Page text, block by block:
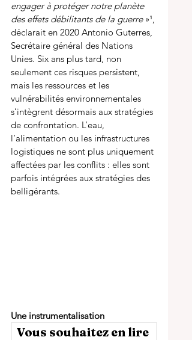
engager à protéger notre planète
des effets débilitants de la guerre »¹,
déclarait en 2020 Antonio Guterres,
Secrétaire général des Nations
Unies. Six ans plus tard, non
seulement ces risques persistent,
mais les ressources et les
vulnérabilités environnementales
s’intègrent désormais aux stratégies
de confrontation. L’eau,
l’alimentation ou les infrastructures
logistiques ne sont plus uniquement
affectées par les conflits : elles sont
parfois intégrées aux stratégies des
belligérants.
Une instrumentalisation
Vous souhaitez en lire